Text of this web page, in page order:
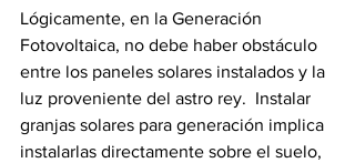
Lógicamente, en la Generación
Fotovoltaica, no debe haber obstáculo
entre los paneles solares instalados y la
luz proveniente del astro rey.  Instalar
granjas solares para generación implica
instalarlas directamente sobre el suelo,